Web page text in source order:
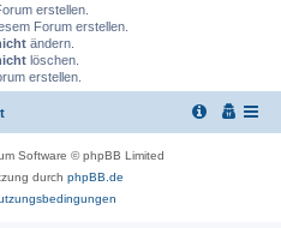
erstellen.
Forum erstellen.
ändern.
löschen.
erstellen.
Software © phpBB Limited
durch phpBB.de